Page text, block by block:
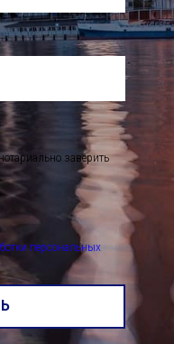
заверить
персональных